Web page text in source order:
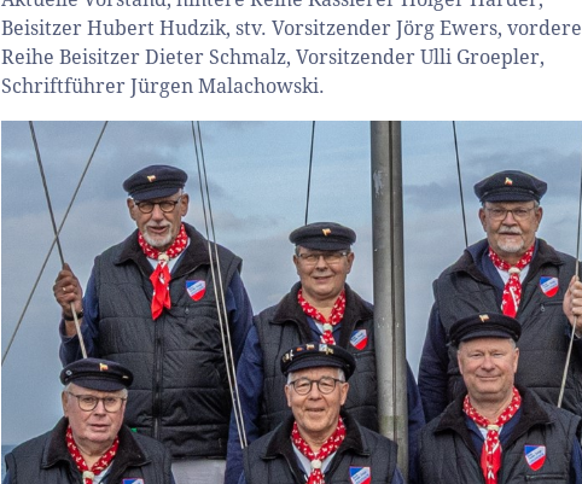
Beisitzer Hubert Hudzik, stv. Vorsitzender Jörg Ewers, vordere
Reihe Beisitzer Dieter Schmalz, Vorsitzender Ulli Groepler,
Schriftführer Jürgen Malachowski.